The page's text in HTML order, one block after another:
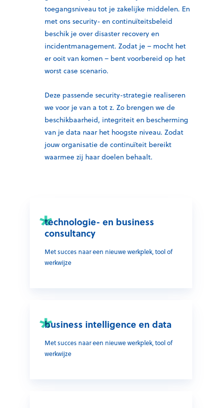
toegangsniveau tot je zakelijke middelen. En
met ons security- en continuïteitsbeleid
beschik je over disaster recovery en
incidentmanagement. Zodat je – mocht het
er ooit van komen – bent voorbereid op het
worst case scenario.
Deze passende security-strategie realiseren
we voor je van a tot z. Zo brengen we de
beschikbaarheid, integriteit en bescherming
van je data naar het hoogste niveau. Zodat
jouw organisatie de continuïteit bereikt
waarmee zij haar doelen behaalt.
technologie- en business
consultancy
Met succes naar een nieuwe werkplek, tool of
werkwijze
business intelligence en data
Met succes naar een nieuwe werkplek, tool of
werkwijze